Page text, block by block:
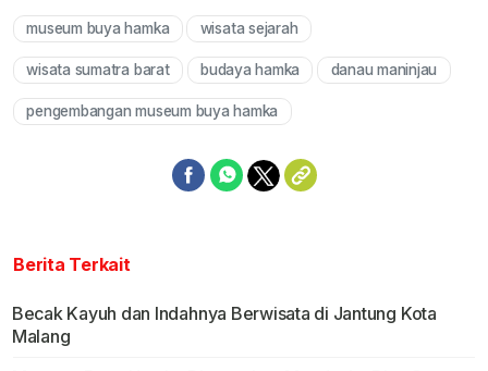
museum buya hamka wisata sejarah
wisata sumatra barat budaya hamka danau maninjau
pengembangan museum buya hamka
Berita Terkait
Becak Kayuh dan Indahnya Berwisata di Jantung Kota
Malang